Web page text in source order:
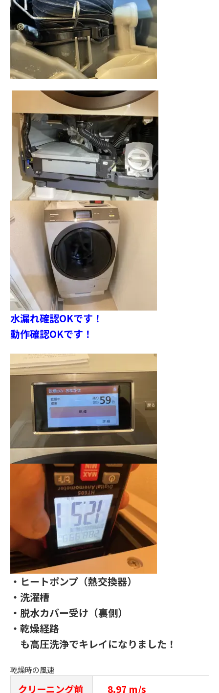
水漏れ確認OKです！
動作確認OKです！
・ヒートポンプ（熱交換器）
・洗濯槽
・脱水カバー受け（裏側）
・乾燥経路
も高圧洗浄でキレイになりました！
乾燥時の風速
クリーニング前 8.97 m/s